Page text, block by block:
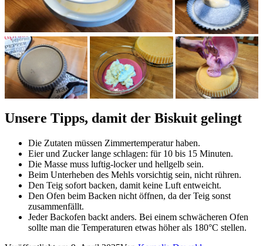
Unsere Tipps, damit der Biskuit gelingt
Die Zutaten müssen Zimmertemperatur haben.
Eier und Zucker lange schlagen: für 10 bis 15 Minuten.
Die Masse muss luftig-locker und hellgelb sein.
Beim Unterheben des Mehls vorsichtig sein, nicht rühren.
Den Teig sofort backen, damit keine Luft entweicht.
Den Ofen beim Backen nicht öffnen, da der Teig sonst
zusammenfällt.
Jeder Backofen backt anders. Bei einem schwächeren Ofen
sollte man die Temperaturen etwas höher als 180°C stellen.